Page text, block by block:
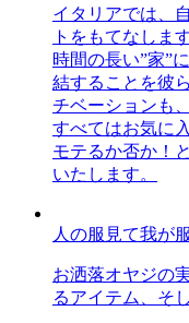
イタリアでは、
トをもてなしま
時間の長い”家”
結することを彼
チベーションも
すべてはお気に
モテるか否か！
いたします。
人の服見て我が
お洒落オヤジの
るアイテム、そ